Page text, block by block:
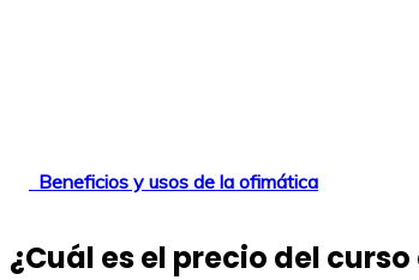
Beneficios y usos de la ofimática
¿Cuál es el precio del